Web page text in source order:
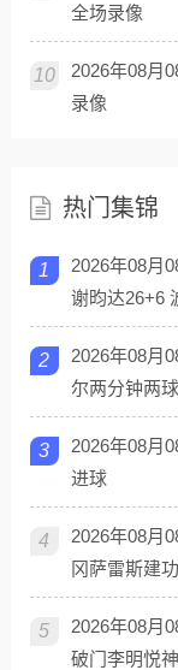
全场录像
10
2026年08月
录像
热门集锦
1
2026年08月
谢昀达26+6
2
2026年08月
尔两分钟两球
3
2026年08月
进球
4
2026年08月
冈萨雷斯建
5
2026年08月
破门李明悦